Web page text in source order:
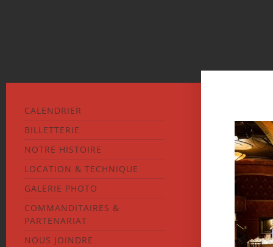
CALENDRIER
BILLETTERIE
NOTRE HISTOIRE
LOCATION & TECHNIQUE
GALERIE PHOTO
COMMANDITAIRES &
PARTENARIAT
NOUS JOINDRE